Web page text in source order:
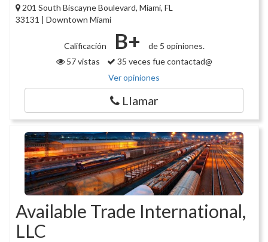
201 South Biscayne Boulevard, Miami, FL
33131 | Downtown Miami
Calificación B+
de 5 opiniones.
57 vistas
35 veces fue contactad@
Ver opiniones
Llamar
Available Trade International,
LLC